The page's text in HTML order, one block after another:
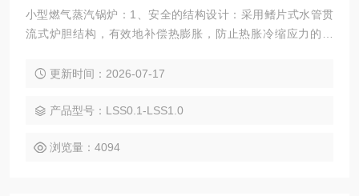
小型燃气蒸汽锅炉：1、安全的结构设计：采用鳍片式水管贯
流式炉胆结构，有效地补偿热膨胀，防止热胀冷缩应力的产
阀、压力控制器、水位控制保护器等多重保护装置，安全可
成自动压力控制、火焰检测、缺水保护、自动报警等智能控制
更新时间：2026-07-17
产品型号：LSS0.1-LSS1.0
浏览量：4094